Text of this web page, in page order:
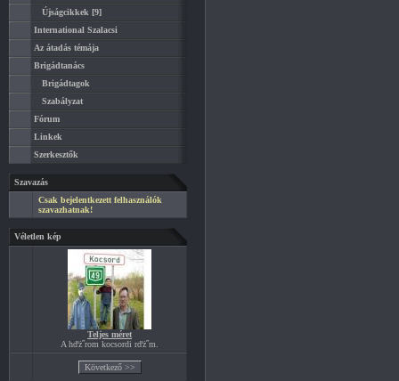
Újságcikkek [9]
International Szalacsi
Az átadás témája
Brigádtanács
Brigádtagok
Szabályzat
Fórum
Linkek
Szerkesztők
Szavazás
Csak bejelentkezett felhasználók
szavazhatnak!
Véletlen kép
Teljes méret
A hďż˝rom kocsordi rďż˝m.